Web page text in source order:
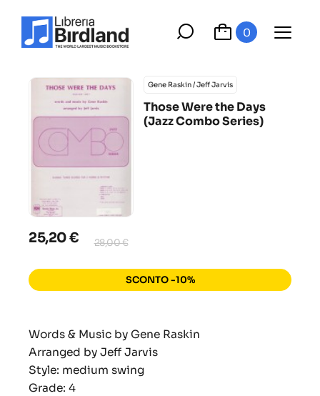
0
Gene Raskin / Jeff Jarvis
Those Were the Days
(Jazz Combo Series)
25,20 € 28,00 €
SCONTO -10%
Words & Music by Gene Raskin
Arranged by Jeff Jarvis
Style: medium swing
Grade: 4